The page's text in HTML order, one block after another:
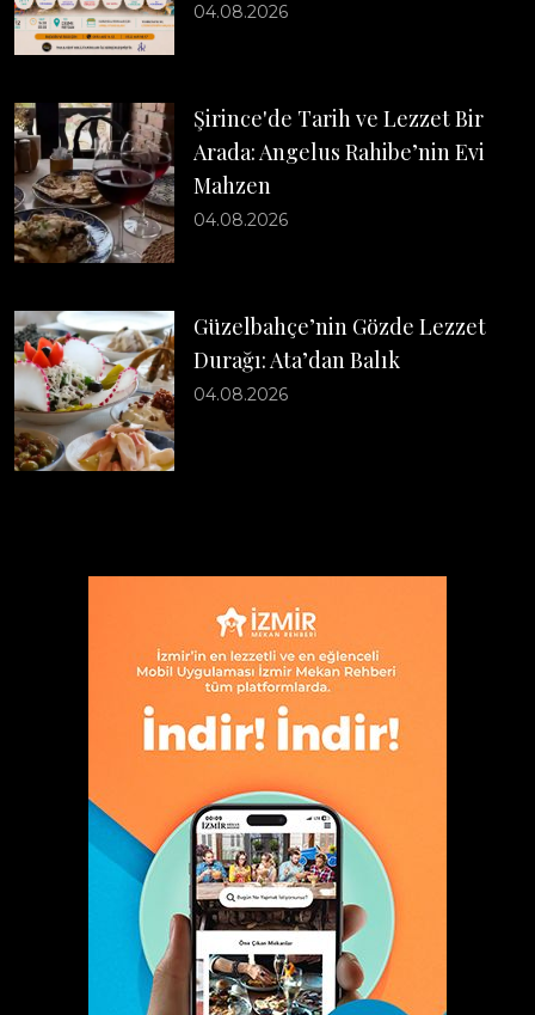
04.08.2026
Şirince'de Tarih ve Lezzet Bir
Arada: Angelus Rahibe’nin Evi
Mahzen
04.08.2026
Güzelbahçe’nin Gözde Lezzet
Durağı: Ata’dan Balık
04.08.2026